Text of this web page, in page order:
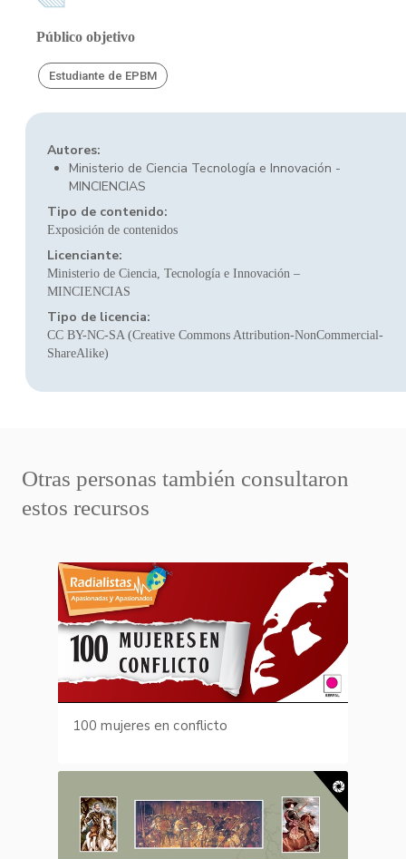
Público objetivo
Estudiante de EPBM
Autores:
Ministerio de Ciencia Tecnología e Innovación -
MINCIENCIAS
Tipo de contenido:
Exposición de contenidos
Licenciante:
Ministerio de Ciencia, Tecnología e Innovación –
MINCIENCIAS
Tipo de licencia:
CC BY-NC-SA (Creative Commons Attribution-NonCommercial-
ShareAlike)
Otras personas también consultaron
estos recursos
100 mujeres en conflicto